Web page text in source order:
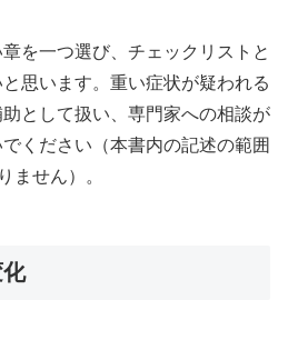
を一つ選び、チェックリストと
思います。重い症状が疑われる
として扱い、専門家への相談が
ください（本書内の記述の範囲
ません）。